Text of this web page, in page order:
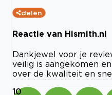
delen
Reactie van Hismith.nl
Dankjewel voor je
veilig is aangekomen
over de kwaliteit en
10